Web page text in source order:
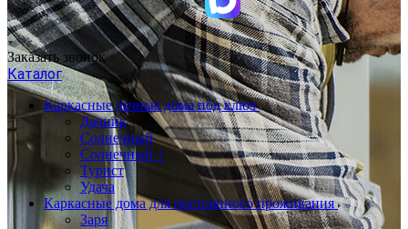
Заказать звонок
Каталог
Каркасные дачные дома под ключ
Дачник
Солнечный
Солнечный +
Турист
Удача
Каркасные дома для постоянного проживания
Заря